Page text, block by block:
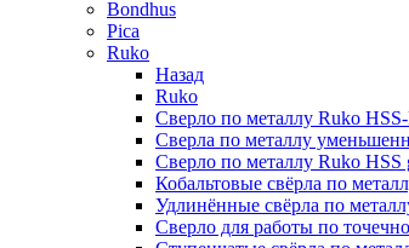
Bondhus
Pica
Ruko
Назад
Ruko
Сверло по металлу Ruko
Сверла по металлу
Сверло по металлу Ruko HSS
Кобальтовые свёрла по
Удлинённые свёрла по
Сверло для работы по